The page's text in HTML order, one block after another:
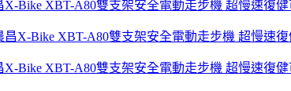
X-Bike XBT-A80雙支架安全電動走步機 超慢速復
X-Bike XBT-A80雙支架安全電動走步機 超慢速復